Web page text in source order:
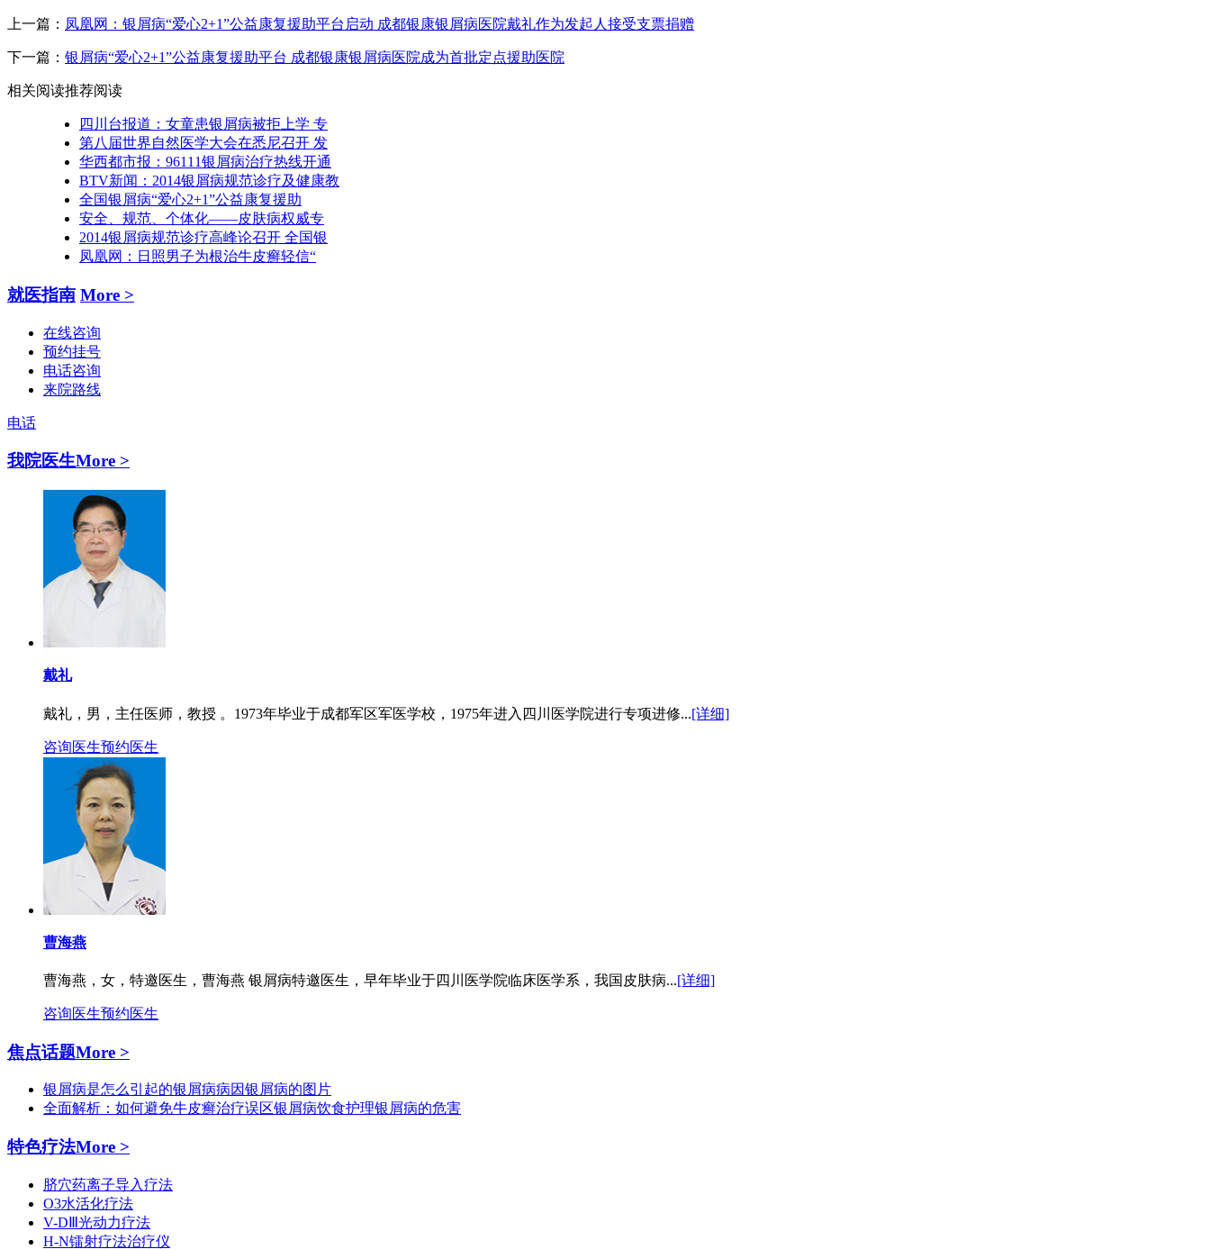
上一篇： 凤凰网：银屑病“爱心2+1”公益康复援助平台启动 成都银康银屑病医院戴礼作为发起人接受支票捐赠
下一篇： 银屑病“爱心2+1”公益康复援助平台 成都银康银屑病医院成为首批定点援助医院
相关阅读推荐阅读
四川台报道：女童患银屑病被拒上学 专
第八届世界自然医学大会在悉尼召开 发
华西都市报：96111银屑病治疗热线开通
BTV新闻：2014银屑病规范诊疗及健康教
全国银屑病“爱心2+1”公益康复援助
安全、规范、个体化——皮肤病权威专
2014银屑病规范诊疗高峰论召开 全国银
凤凰网：日照男子为根治牛皮癣轻信“
就医指南 More >
在线咨询
预约挂号
电话咨询
来院路线
电话
我院医生More >
戴礼
戴礼，男，主任医师，教授 。1973年毕业于成都军区军医学校，1975年进入四川医学院进行专项进修...[详细]
咨询医生预约医生
曹海燕
曹海燕，女，特邀医生，曹海燕 银屑病特邀医生，早年毕业于四川医学院临床医学系，我国皮肤病...[详细]
咨询医生预约医生
焦点话题More >
银屑病是怎么引起的银屑病病因银屑病的图片
全面解析：如何避免牛皮癣治疗误区银屑病饮食护理银屑病的危害
特色疗法More >
脐穴药离子导入疗法
O3水活化疗法
V-DⅢ光动力疗法
H-N镭射疗法治疗仪